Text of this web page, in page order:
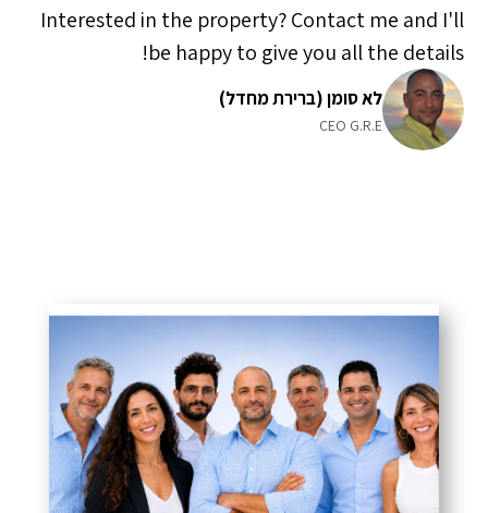
Interested in the property? Contact me and I'll
be happy to give you all the details!
לא סומן (ברירת מחדל)
CEO G.R.E